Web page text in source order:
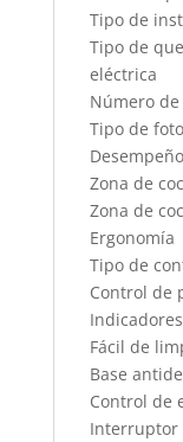
Tipo de
Tipo de
eléctrica
Número de
Tipo de
Desempeño
Zona de
Zona de
Ergonomía
Tipo de
Control de
Indicadores
Fácil de
Base
Control de
Interruptor